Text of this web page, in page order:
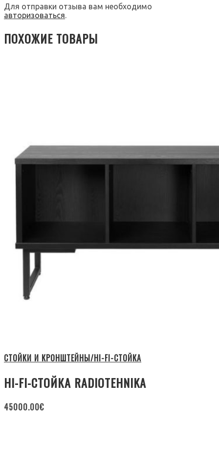
Для отправки отзыва вам необходимо
авторизоваться.
ПОХОЖИЕ ТОВАРЫ
СТОЙКИ И КРОНШТЕЙНЫ/HI-FI-СТОЙКА
HI-FI-СТОЙКА RADIOTEHNIKA
45000.00€